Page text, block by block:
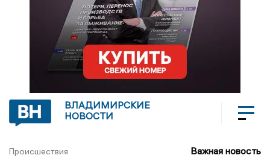
ВЛАДИМИРСКИЕ
НОВОСТИ
Происшествия Важная новость